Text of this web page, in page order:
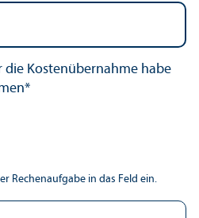
die Kostenübernahme habe
*
Rechenaufgabe in das Feld ein.